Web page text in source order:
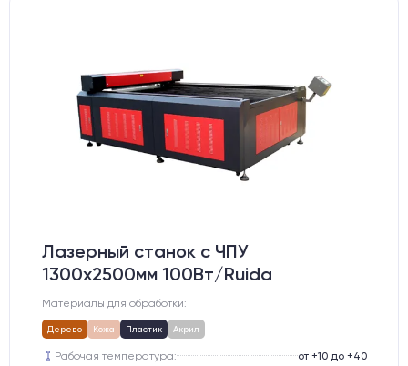
Лазерный станок c ЧПУ
1300х2500мм 100Вт/Ruida
Материалы для обработки:
Дерево Кожа Пластик Акрил
Рабочая температура:
от +10 до +40